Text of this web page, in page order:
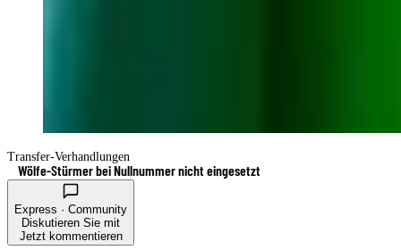
Transfer-Verhandlungen
Wölfe-Stürmer bei Nullnummer nicht eingesetzt
Express · Community
Diskutieren Sie mit
Jetzt kommentieren